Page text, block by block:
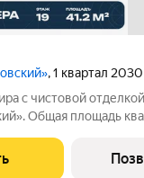
, 1 квартал 2030
с чистовой
Общая площадь квартиры
Центр-Юг
которые